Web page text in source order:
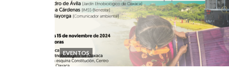
EVENTOS